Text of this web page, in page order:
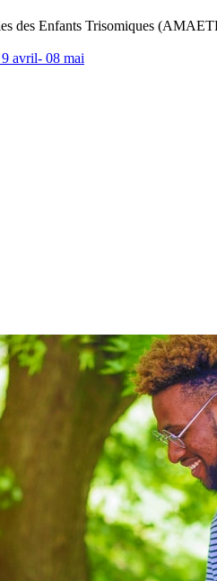
des Enfants Trisomiques